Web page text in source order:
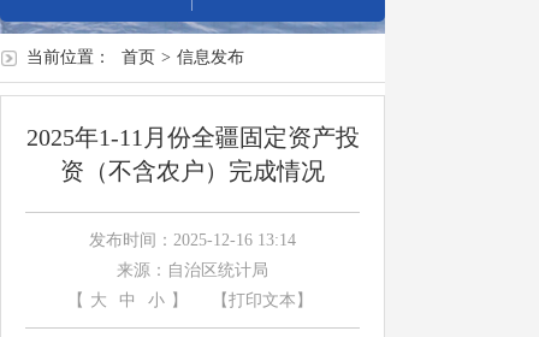
当前位置： 首页 > 信息发布
2025年1-11月份全疆固定资产投
资（不含农户）完成情况
发布时间：2025-12-16 13:14
来源：自治区统计局
【 大 中 小 】 【打印文本】